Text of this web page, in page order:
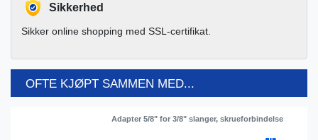
Sikkerhed
Sikker online shopping med SSL-certifikat.
OFTE KJØPT SAMMEN MED...
Adapter 5/8" for 3/8" slanger, skrueforbindelse